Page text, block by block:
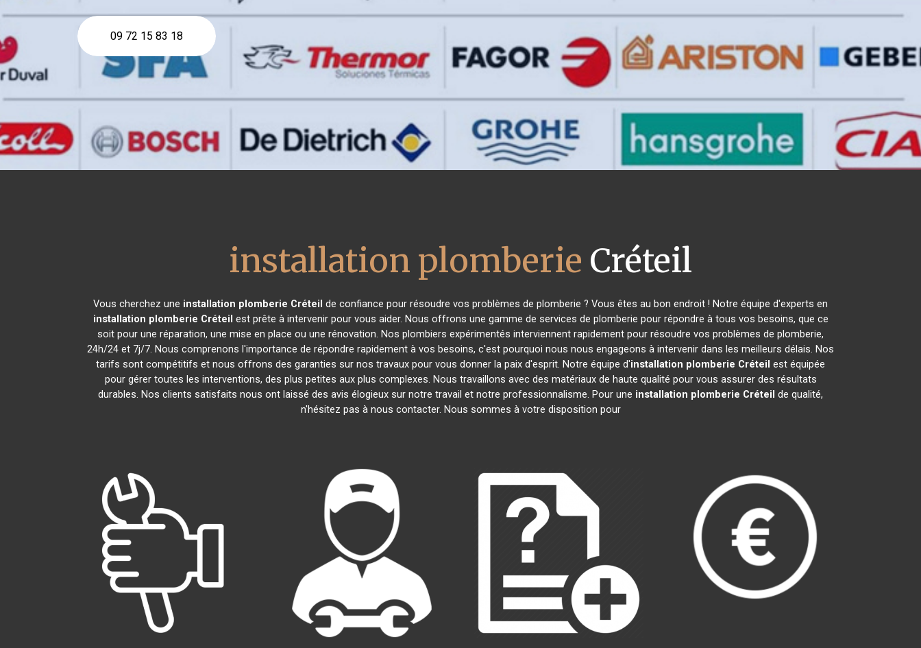
09 72 15 83 18
installation plomberie Créteil
Vous cherchez une installation plomberie Créteil de confiance pour résoudre vos problèmes de plomberie ? Vous êtes au bon endroit ! Notre équipe d'experts en
installation plomberie Créteil est prête à intervenir pour vous aider. Nous offrons une gamme de services de plomberie pour répondre à tous vos besoins, que ce
soit pour une réparation, une mise en place ou une rénovation. Nos plombiers expérimentés interviennent rapidement pour résoudre vos problèmes de plomberie,
24h/24 et 7j/7. Nous comprenons l'importance de répondre rapidement à vos besoins, c'est pourquoi nous nous engageons à intervenir dans les meilleurs délais. Nos
tarifs sont compétitifs et nous offrons des garanties sur nos travaux pour vous donner la paix d'esprit. Notre équipe d'installation plomberie Créteil est équipée
pour gérer toutes les interventions, des plus petites aux plus complexes. Nous travaillons avec des matériaux de haute qualité pour vous assurer des résultats
durables. Nos clients satisfaits nous ont laissé des avis élogieux sur notre travail et notre professionnalisme. Pour une installation plomberie Créteil de qualité,
n'hésitez pas à nous contacter. Nous sommes à votre disposition pour